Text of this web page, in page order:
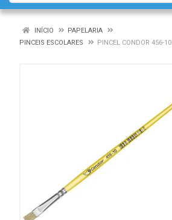
INÍCIO
PAPELARIA
PINCEIS ESCOLARES
PINCEL CONDOR 456-10